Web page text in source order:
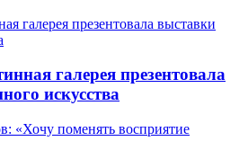
галерея презентовала
искусства